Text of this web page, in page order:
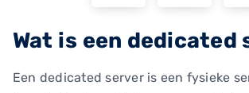
Wat is een dedicated
Een dedicated server is een fysieke